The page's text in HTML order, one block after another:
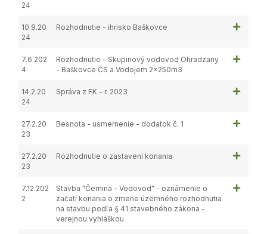
24
10.9.20
24
Rozhodnutie - ihrisko Baškovce
7.6.202
4
Rozhodnutie - Skupinový vodovod Ohradzany
- Baškovce ČS a Vodojem 2x250m3
14.2.20
24
Správa z FK - r. 2023
27.2.20
23
Besnota - usmernenie - dodatok č. 1
27.2.20
23
Rozhodnutie o zastavení konania
7.12.202
2
Stavba "Černina - Vodovod" - oznámenie o
začatí konania o zmene územného rozhodnutia
na stavbu podľa § 41 stavebného zákona -
verejnou vyhláškou